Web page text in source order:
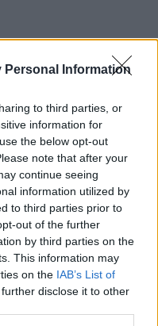
Personal Information
to third parties, or
information for
the below opt-out
note that after your
continue seeing
information utilized by
to third parties prior to
out of the further
by third parties on the
This information may
on the IAB’s List of
disclose it to other
τους διήρκησε
Μετά το πέρας της,
ωστόσο τους
καθώς και
από 2.000